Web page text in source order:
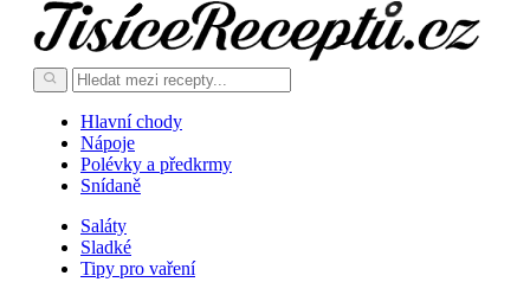
Hlavní chody
Nápoje
Polévky a předkrmy
Snídaně
Saláty
Sladké
Tipy pro vaření